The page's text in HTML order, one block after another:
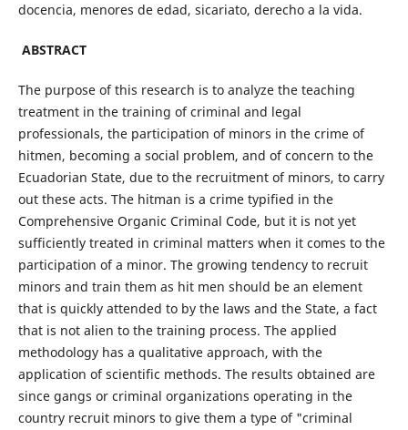
docencia, menores de edad, sicariato, derecho a la vida.
ABSTRACT
The purpose of this research is to analyze the teaching
treatment in the training of criminal and legal
professionals, the participation of minors in the crime of
hitmen, becoming a social problem, and of concern to the
Ecuadorian State, due to the recruitment of minors, to carry
out these acts. The hitman is a crime typified in the
Comprehensive Organic Criminal Code, but it is not yet
sufficiently treated in criminal matters when it comes to the
participation of a minor. The growing tendency to recruit
minors and train them as hit men should be an element
that is quickly attended to by the laws and the State, a fact
that is not alien to the training process. The applied
methodology has a qualitative approach, with the
application of scientific methods. The results obtained are
since gangs or criminal organizations operating in the
country recruit minors to give them a type of "criminal